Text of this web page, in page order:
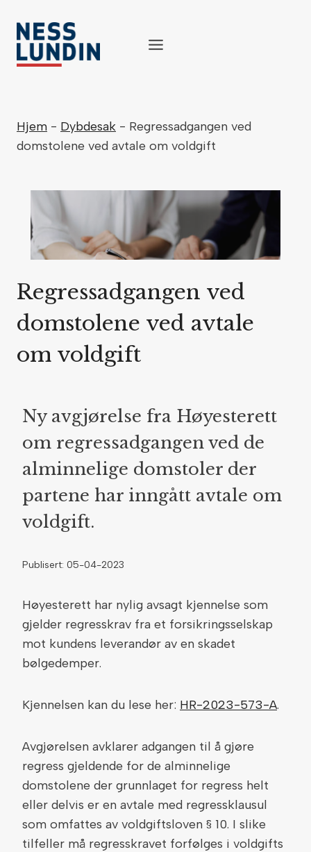
content
Hjem - Dybdesak - Regressadgangen ved
domstolene ved avtale om voldgift
Regressadgangen ved
domstolene ved avtale
om voldgift
Ny avgjørelse fra Høyesterett
om regressadgangen ved de
alminnelige domstoler der
partene har inngått avtale om
voldgift.
Publisert: 05-04-2023
Høyesterett har nylig avsagt kjennelse som
gjelder regresskrav fra et forsikringsselskap
mot kundens leverandør av en skadet
bølgedemper.
Kjennelsen kan du lese her: HR-2023-573-A.
Avgjørelsen avklarer adgangen til å gjøre
regress gjeldende for de alminnelige
domstolene der grunnlaget for regress helt
eller delvis er en avtale med regressklausul
som omfattes av voldgiftsloven § 10. I slike
tilfeller må regresskravet forfølges i voldgifts